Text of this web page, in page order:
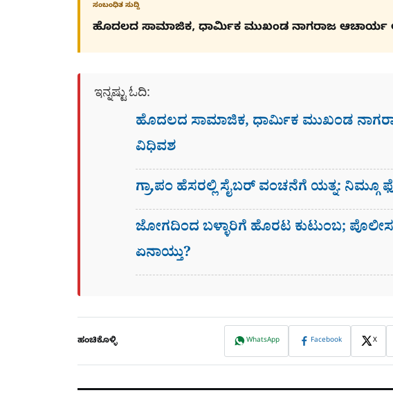
ಸಂಬಂಧಿತ ಸುದ್ದಿ
ಹೊದಲದ ಸಾಮಾಜಿಕ, ಧಾರ್ಮಿಕ ಮುಖಂಡ ನಾಗರಾಜ ಆಚಾರ್ಯ
ಇನ್ನಷ್ಟು ಓದಿ:
ಹೊದಲದ ಸಾಮಾಜಿಕ, ಧಾರ್ಮಿಕ ಮುಖಂಡ
ವಿಧಿವಶ
ಗ್ರಾ,ಪಂ ಹೆಸರಲ್ಲಿ ಸೈಬ‌ರ್ ವಂಚನೆಗೆ ಯತ್ನ:
ಜೋಗದಿಂದ ಬಳ್ಳಾರಿಗೆ ಹೊರಟ ಕುಟುಂಬ;
ಏನಾಯ್ತು?
ಹಂಚಿಕೊಳ್ಳಿ WhatsApp Facebook X